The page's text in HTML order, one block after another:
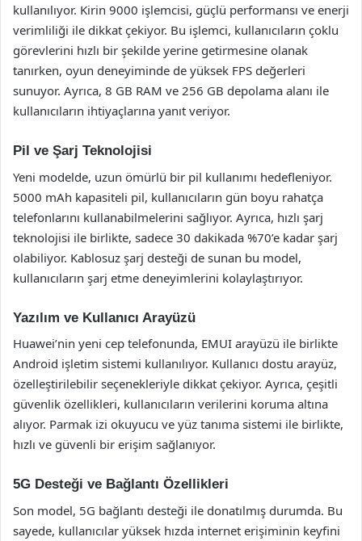
kullanılıyor. Kirin 9000 işlemcisi, güçlü performansı ve enerji
verimliliği ile dikkat çekiyor. Bu işlemci, kullanıcıların çoklu
görevlerini hızlı bir şekilde yerine getirmesine olanak
tanırken, oyun deneyiminde de yüksek FPS değerleri
sunuyor. Ayrıca, 8 GB RAM ve 256 GB depolama alanı ile
kullanıcıların ihtiyaçlarına yanıt veriyor.
Pil ve Şarj Teknolojisi
Yeni modelde, uzun ömürlü bir pil kullanımı hedefleniyor.
5000 mAh kapasiteli pil, kullanıcıların gün boyu rahatça
telefonlarını kullanabilmelerini sağlıyor. Ayrıca, hızlı şarj
teknolojisi ile birlikte, sadece 30 dakikada %70’e kadar şarj
olabiliyor. Kablosuz şarj desteği de sunan bu model,
kullanıcıların şarj etme deneyimlerini kolaylaştırıyor.
Yazılım ve Kullanıcı Arayüzü
Huawei’nin yeni cep telefonunda, EMUI arayüzü ile birlikte
Android işletim sistemi kullanılıyor. Kullanıcı dostu arayüz,
özelleştirilebilir seçenekleriyle dikkat çekiyor. Ayrıca, çeşitli
güvenlik özellikleri, kullanıcıların verilerini koruma altına
alıyor. Parmak izi okuyucu ve yüz tanıma sistemi ile birlikte,
hızlı ve güvenli bir erişim sağlanıyor.
5G Desteği ve Bağlantı Özellikleri
Son model, 5G bağlantı desteği ile donatılmış durumda. Bu
sayede, kullanıcılar yüksek hızda internet erişiminin keyfini